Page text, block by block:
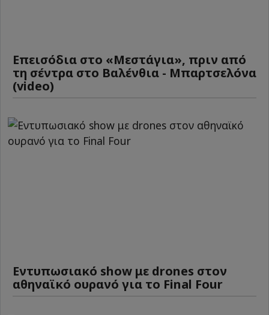
Επεισόδια στο «Μεστάγια», πριν από
τη σέντρα στο Βαλένθια - Μπαρτσελόνα
(video)
Εντυπωσιακό show με drones στον
αθηναϊκό ουρανό για το Final Four